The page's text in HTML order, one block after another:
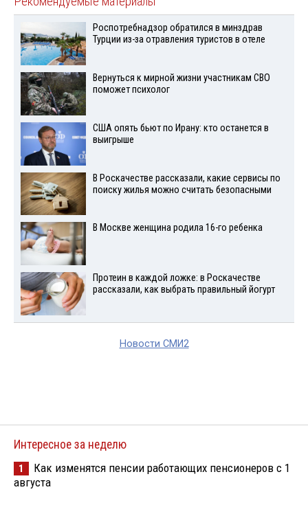
Роспотребнадзор обратился в минздрав
Турции из-за отравления туристов в отеле
Вернуться к мирной жизни участникам СВО
поможет психолог
США опять бьют по Ирану: кто останется в
выигрыше
В Роскачестве рассказали, какие сервисы по
поиску жилья можно считать безопасными
В Москве женщина родила 16-го ребенка
Протеин в каждой ложке: в Роскачестве
рассказали, как выбрать правильный йогурт
Новости СМИ2
Интересное за неделю
1
Как изменятся пенсии работающих пенсионеров с 1
августа